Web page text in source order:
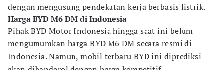
dengan mengusung pendekatan kerja berbasis listrik.
Harga BYD M6 DM di Indonesia
Pihak BYD Motor Indonesia hingga saat ini belum
mengumumkan harga BYD M6 DM secara resmi di
Indonesia. Namun, mobil terbaru BYD ini diprediksi